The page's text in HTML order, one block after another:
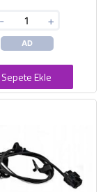
- +
AD
Sepete Ekle